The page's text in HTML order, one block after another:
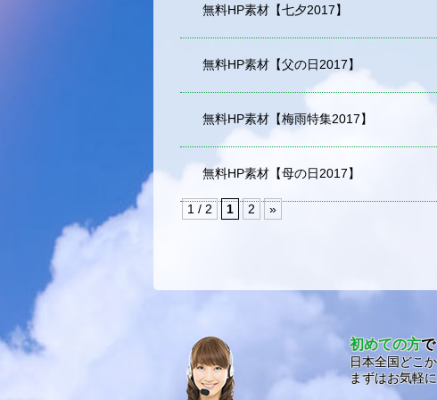
無料HP素材【七夕2017】
無料HP素材【父の日2017】
無料HP素材【梅雨特集2017】
無料HP素材【母の日2017】
1 / 2 1 2 »
初めての方
日本全国どこ
まずはお気軽